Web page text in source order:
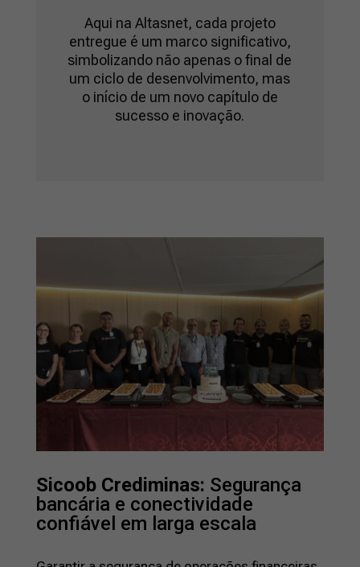
Aqui na Altasnet, cada projeto
entregue é um marco significativo,
simbolizando não apenas o final de
um ciclo de desenvolvimento, mas
o início de um novo capítulo de
sucesso e inovação.
Sicoob Crediminas: Segurança
bancária e conectividade
confiável em larga escala